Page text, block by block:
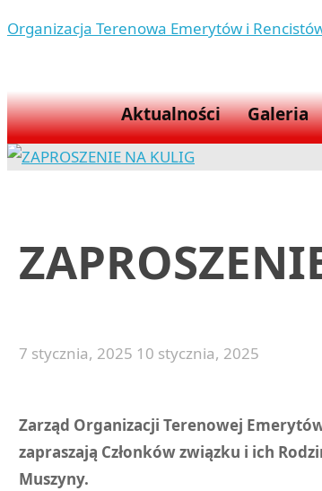
Organizacja Terenowa Emerytów i
Aktualności Galeria
7 stycznia, 2025 10 stycznia, 2025
Zarząd Organizacji Terenowej
zapraszają Członków związku i ich
Muszyny.